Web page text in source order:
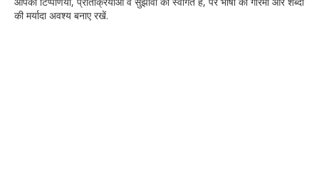
की मर्यादा अवश्‍य बनाए रखें.